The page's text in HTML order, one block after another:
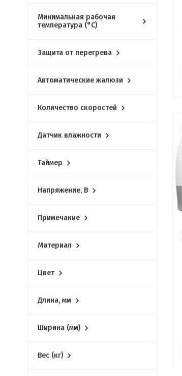
Минимальная рабочая
температура (°С)
Защита от перегрева
Автоматические жалюзи
Количество скоростей
Датчик влажности
Таймер
Напряжение, В
Примечание
Материал
Цвет
Длина, мм
Ширина (мм)
Вес (кг)